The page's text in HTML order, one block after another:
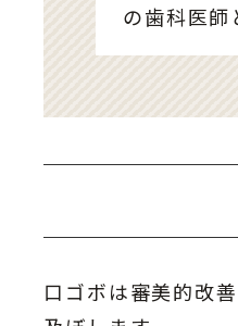
の歯科医師
口ゴボは審美的改